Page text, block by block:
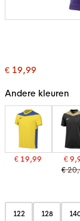
begin
de
gallerij
€ 19,99
Andere kleuren
€ 19,99
€
€
122 128